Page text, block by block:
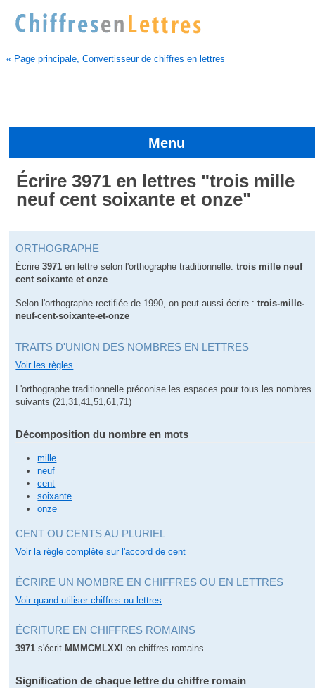
« Page principale, Convertisseur de chiffres en lettres
Menu
Écrire 3971 en lettres "trois mille
neuf cent soixante et onze"
ORTHOGRAPHE
Écrire3971 en lettre selon l'orthographe traditionnelle:trois mille neuf
cent soixante et onze
Selon l'orthographe rectifiée de 1990, on peut aussi écrire :trois-mille-
neuf-cent-soixante-et-onze
TRAITS D'UNION DES NOMBRES EN LETTRES
Voir les règles
L'orthographe traditionnelle préconise les espaces pour tous les nombres
suivants (21,31,41,51,61,71)
Décomposition du nombre en mots
mille
neuf
cent
soixante
onze
CENT OU CENTS AU PLURIEL
Voir la règle complète sur l'accord de cent
ÉCRIRE UN NOMBRE EN CHIFFRES OU EN LETTRES
Voir quand utiliser chiffres ou lettres
ÉCRITURE EN CHIFFRES ROMAINS
3971 s'écrit MMMCMLXXI en chiffres romains
Signification de chaque lettre du chiffre romain